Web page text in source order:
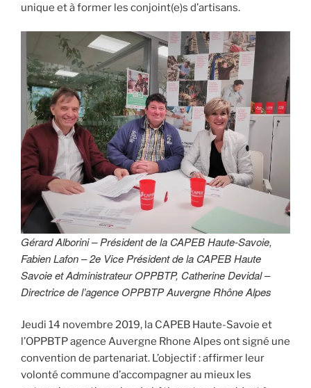
unique et à former les conjoint(e)s d’artisans.
Gérard Alborini – Président de la CAPEB Haute-Savoie,
Fabien Lafon – 2e Vice Président de la CAPEB Haute
Savoie et Administrateur OPPBTP, Catherine Devidal –
Directrice de l’agence OPPBTP Auvergne Rhône Alpes
Jeudi 14 novembre 2019, la CAPEB Haute-Savoie et
l’OPPBTP agence Auvergne Rhone Alpes ont signé une
convention de partenariat. L’objectif : affirmer leur
volonté commune d’accompagner au mieux les